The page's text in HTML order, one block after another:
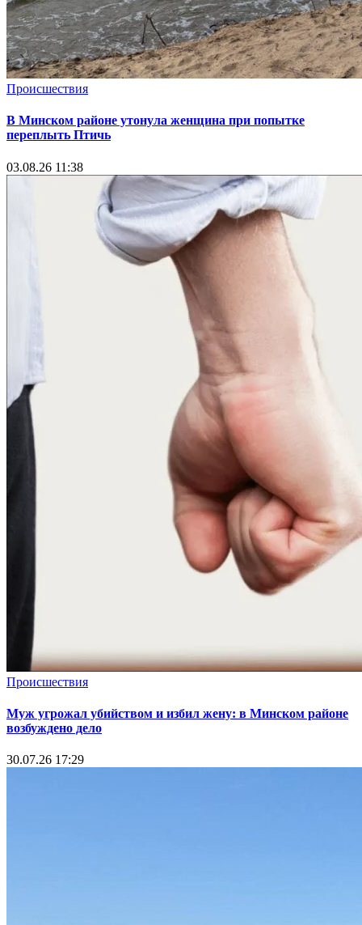
Происшествия
В Минском районе утонула женщина при попытке
переплыть Птичь
03.08.26 11:38
Происшествия
Муж угрожал убийством и избил жену: в Минском районе
возбуждено дело
30.07.26 17:29